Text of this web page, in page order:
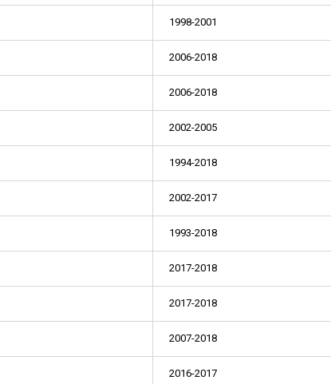
1998-2001
2006-2018
2006-2018
2002-2005
1994-2018
2002-2017
1993-2018
2017-2018
2017-2018
2007-2018
2016-2017